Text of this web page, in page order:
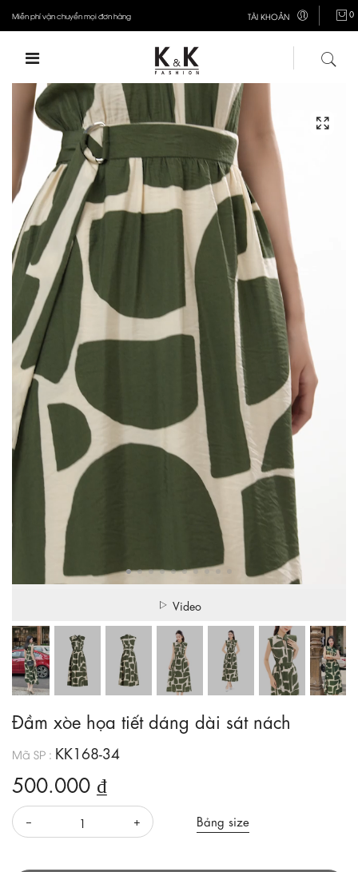
Miễn phí vận chuyển mọi đơn hàng TÀI KHOẢN 0
Video
Đầm xòe họa tiết dáng dài sát nách
Mã SP : KK168-34
500.000 ₫
Bảng size